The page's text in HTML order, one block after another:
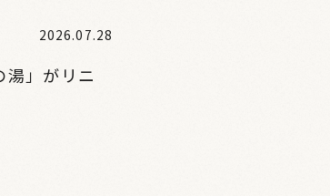
2026.07.28
」がリニ